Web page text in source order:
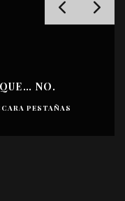
BONITA Y